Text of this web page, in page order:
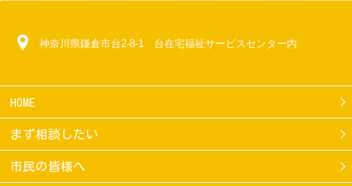
神奈川県鎌倉市台2-8-1 台在宅福祉サービスセンター内
HOME
まず相談したい
市民の皆様へ